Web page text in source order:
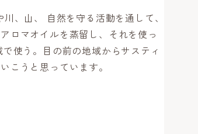
、山、 自然を守る活動を通して、
ロマオイルを蒸留し、それを使っ
使う。目の前の地域からサスティ
こうと思っています。